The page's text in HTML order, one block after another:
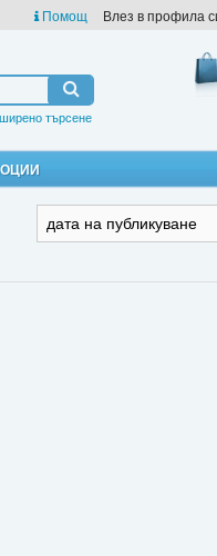
Помощ Влез в профила
търсене